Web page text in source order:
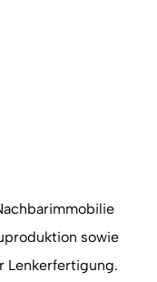
sowie
Lenkerfertigung.